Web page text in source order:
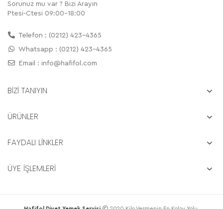
Sorunuz mu var ? Bizi Arayın
Ptesi-Ctesi 09:00-18:00
Telefon : (0212) 423-4365
Whatsapp : (0212) 423-4365
Email : info@hafifol.com
BİZİ TANIYIN
ÜRÜNLER
FAYDALI LİNKLER
ÜYE İŞLEMLERİ